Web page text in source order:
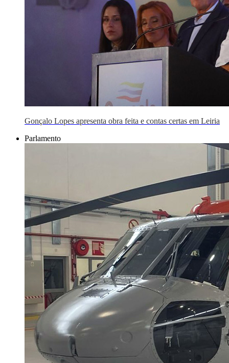
Gonçalo Lopes apresenta obra feita e contas certas em Leiria
Parlamento